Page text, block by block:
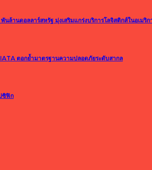
านดอลลาร์สหรัฐ มุ่งเสริมแกร่งบริการโลจิสติกส์ในอเมริก
ตอกย้ำมาตรฐานความปลอดภัยระดับสากล
ซิฟิก